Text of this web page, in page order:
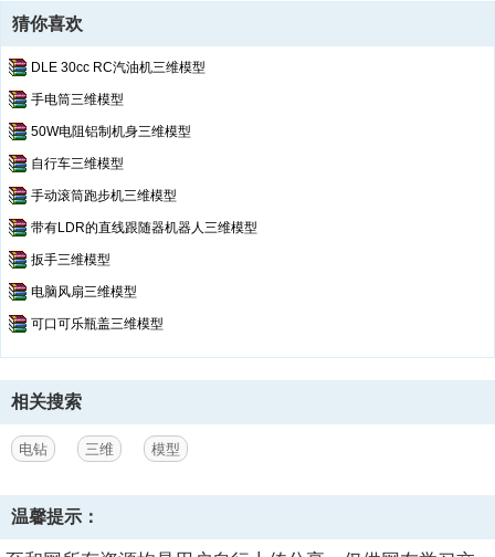
猜你喜欢
DLE 30cc RC汽油机三维模型
手电筒三维模型
50W电阻铝制机身三维模型
自行车三维模型
手动滚筒跑步机三维模型
带有LDR的直线跟随器机器人三维模型
扳手三维模型
电脑风扇三维模型
可口可乐瓶盖三维模型
相关搜索
电钻 三维 模型
温馨提示：